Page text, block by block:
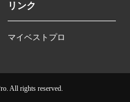
リンク
マイベストプロ
All rights reserved.